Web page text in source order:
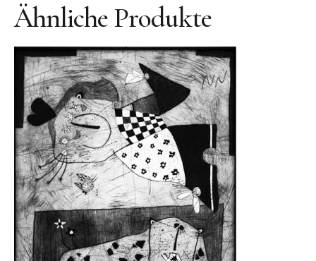
Texte zum Werk
Public Works
Public Works
Werke in öffentlichem Besitz
Fontenuova, Italien
Gudensberg
Hofhausen
Ingelheim am Rhein
Kassel
Ähnliche Produkte